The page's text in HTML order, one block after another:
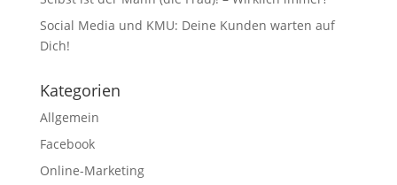
Social Media und KMU: Deine Kunden warten auf
Dich!
Kategorien
Allgemein
Facebook
Online-Marketing